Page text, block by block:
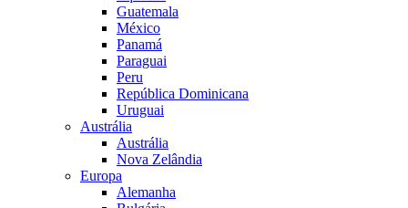
Guatemala
México
Panamá
Paraguai
Peru
República Dominicana
Uruguai
Austrália
Austrália
Nova Zelândia
Europa
Alemanha